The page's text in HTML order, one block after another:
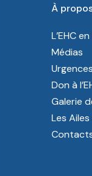
À
L’EHC
Médias
Urgences
Don à
Galerie
Les